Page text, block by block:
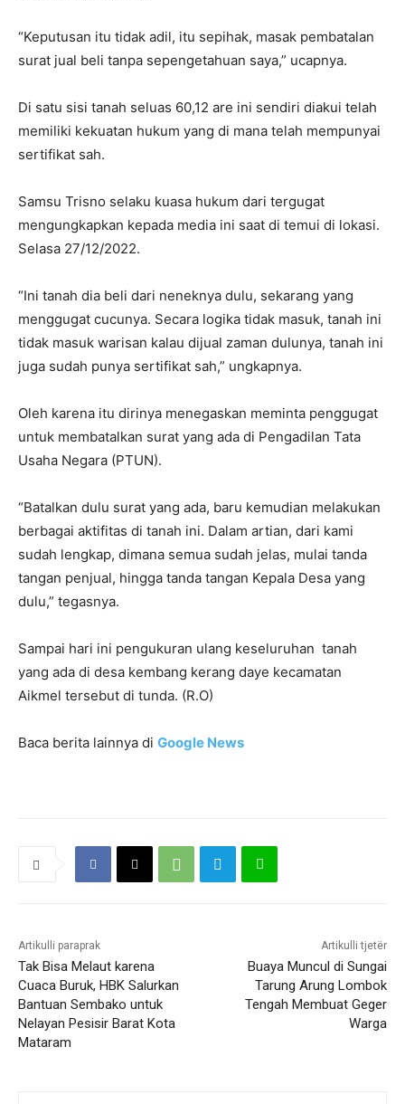
“Keputusan itu tidak adil, itu sepihak, masak pembatalan
surat jual beli tanpa sepengetahuan saya,” ucapnya.
Di satu sisi tanah seluas 60,12 are ini sendiri diakui telah
memiliki kekuatan hukum yang di mana telah mempunyai
sertifikat sah.
Samsu Trisno selaku kuasa hukum dari tergugat
mengungkapkan kepada media ini saat di temui di lokasi.
Selasa 27/12/2022.
“Ini tanah dia beli dari neneknya dulu, sekarang yang
menggugat cucunya. Secara logika tidak masuk, tanah ini
tidak masuk warisan kalau dijual zaman dulunya, tanah ini
juga sudah punya sertifikat sah,” ungkapnya.
Oleh karena itu dirinya menegaskan meminta penggugat
untuk membatalkan surat yang ada di Pengadilan Tata
Usaha Negara (PTUN).
“Batalkan dulu surat yang ada, baru kemudian melakukan
berbagai aktifitas di tanah ini. Dalam artian, dari kami
sudah lengkap, dimana semua sudah jelas, mulai tanda
tangan penjual, hingga tanda tangan Kepala Desa yang
dulu,” tegasnya.
Sampai hari ini pengukuran ulang keseluruhan tanah
yang ada di desa kembang kerang daye kecamatan
Aikmel tersebut di tunda. (R.O)
Baca berita lainnya di Google News
Artikulli paraprak
Tak Bisa Melaut karena
Cuaca Buruk, HBK Salurkan
Bantuan Sembako untuk
Nelayan Pesisir Barat Kota
Mataram
Artikulli tjetër
Buaya Muncul di Sungai
Tarung Arung Lombok
Tengah Membuat Geger
Warga